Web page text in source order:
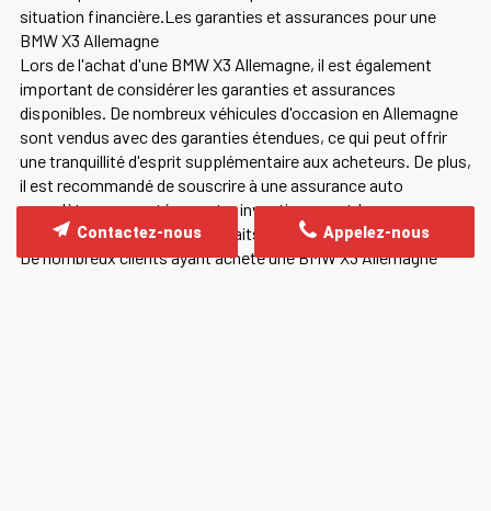
situation financière.Les garanties et assurances pour une
BMW X3 Allemagne
Lors de l'achat d'une BMW X3 Allemagne, il est également
important de considérer les garanties et assurances
disponibles. De nombreux véhicules d'occasion en Allemagne
sont vendus avec des garanties étendues, ce qui peut offrir
une tranquillité d'esprit supplémentaire aux acheteurs. De plus,
il est recommandé de souscrire à une assurance auto
complète pour protéger votre investissement.Les
témoignages de clients satisfaits
De nombreux clients ayant acheté une BMW X3 Allemagne
Appelez-nous
Contactez-nous